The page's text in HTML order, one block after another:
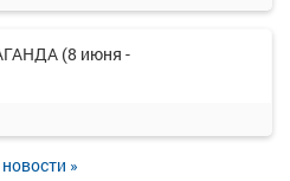
(8 июня -
»